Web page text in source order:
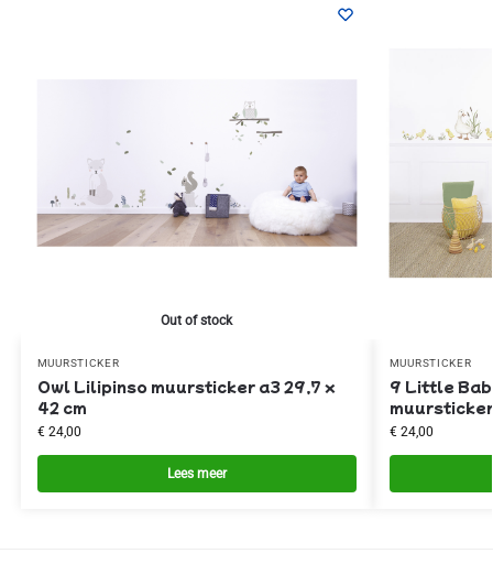
Out of stock
MUURSTICKER
Owl Lilipinso muursticker a3 29,7 x
42 cm
€24,00
Lees meer
MUURSTICKER
9 Little
€24,00